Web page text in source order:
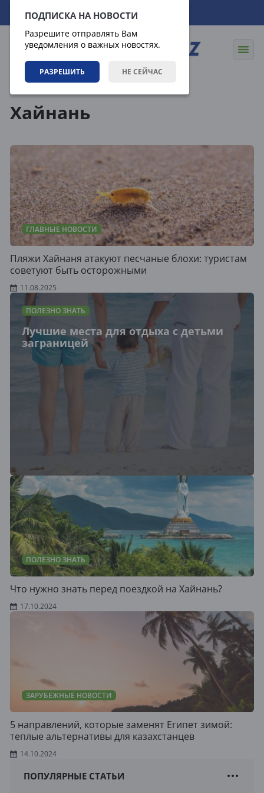
ПОДПИСКА НА НОВОСТИ
Разрешите отправлять Вам
уведомления о важных новостях.
РАЗРЕШИТЬ НЕ СЕЙЧАС
07.08.2026 07:11:33
Хайнань
ГЛАВНЫЕ НОВОСТИ
Пляжи Хайнаня атакуют песчаные блохи: туристам
советуют быть осторожными
11.08.2025
ПОЛЕЗНО ЗНАТЬ
Лучшие места для отдыха с детьми
заграницей
ПОЛЕЗНО ЗНАТЬ
Что нужно знать перед поездкой на Хайнань?
17.10.2024
ЗАРУБЕЖНЫЕ НОВОСТИ
5 направлений, которые заменят Египет зимой:
теплые альтернативы для казахстанцев
14.10.2024
ПОПУЛЯРНЫЕ СТАТЬИ